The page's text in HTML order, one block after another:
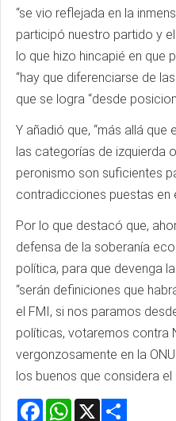
“se vio reflejada en la
participó nuestro partido y
lo que hizo hincapié en que
“hay que diferenciarse de
que se logra “desde
Y añadió que, “más allá
las categorías de izquierda
peronismo son suficientes
contradicciones puestas en
Por lo que destacó que,
defensa de la soberanía
política, para que devenga
“serán definiciones que
el FMI, si nos paramos
políticas, votaremos contra
vergonzosamente en la
los buenos que considera el
Facebook
WhatsApp